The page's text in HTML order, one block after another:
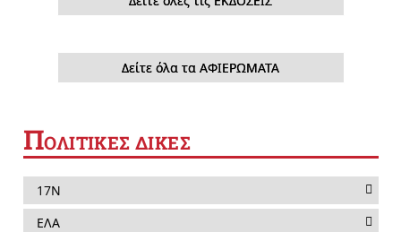
Δείτε όλα τα ΑΦΙΕΡΩΜΑΤΑ
ΠΟΛΙΤΙΚΕΣ ΔΙΚΕΣ
17Ν
ΕΛΑ